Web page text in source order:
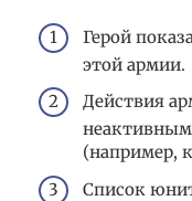
Герой
этой армии.
Действия
(например,
Список